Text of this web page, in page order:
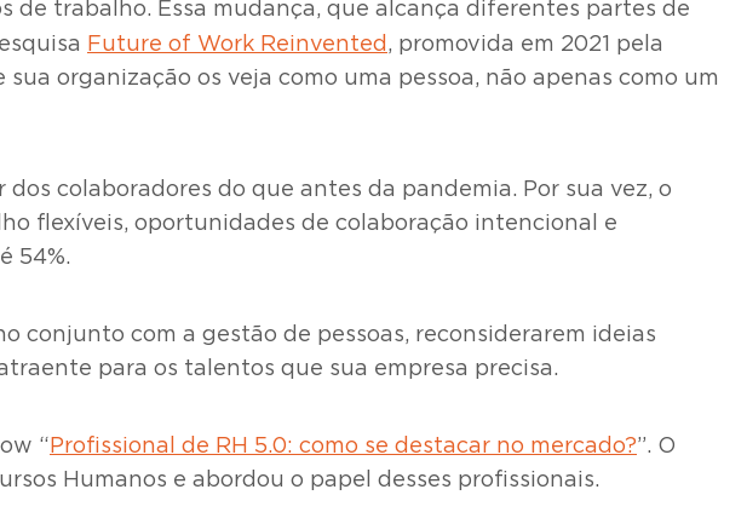
de trabalho. Essa mudança, que alcança diferentes partes de
Future of Work Reinvented , promovida em 2021 pela
organização os veja como uma pessoa, não apenas como um
colaboradores do que antes da pandemia. Por sua vez, o
flexíveis, oportunidades de colaboração intencional e
54%.
conjunto com a gestão de pessoas, reconsiderarem ideias
para os talentos que sua empresa precisa.
“ Profissional de RH 5.0: como se destacar no mercado?”. O
Humanos e abordou o papel desses profissionais.